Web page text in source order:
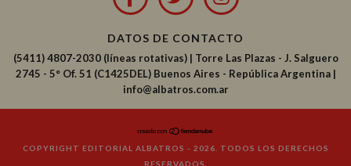
DATOS DE CONTACTO
(5411) 4807-2030 (líneas rotativas)| Torre Las Plazas - J. Salguero
2745 - 5° Of. 51 (C1425DEL) Buenos Aires - República Argentina |
info@albatros.com.ar
COPYRIGHT EDITORIAL ALBATROS - 2026. TODOS LOS DERECHOS
RESERVADOS.